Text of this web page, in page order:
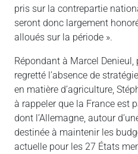
pris sur la contrepartie
seront donc largement
alloués sur la période ».
Répondant à Marcel
regretté l’absence de
en matière d’agriculture,
à rappeler que la France est
dont l’Allemagne, autour
destinée à maintenir les
actuelle pour les 27 États